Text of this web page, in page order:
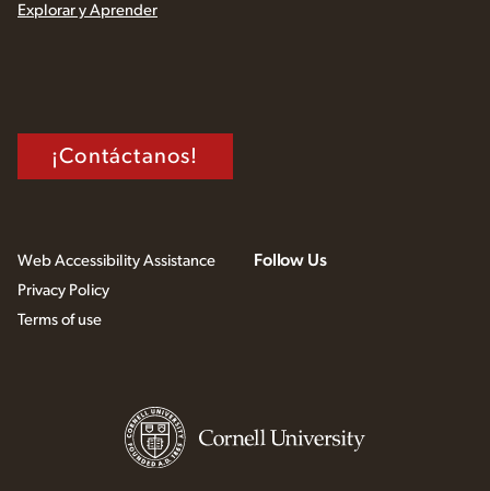
Explorar y Aprender
¡Contáctanos!
Web Accessibility Assistance
Privacy Policy
Terms of use
Follow Us